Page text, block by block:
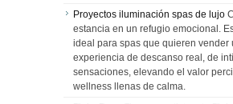
Proyectos iluminación spas de lujo
estancia en un refugio emocional.
ideal para spas que quieren vender
experiencia de descanso real, de
sensaciones, elevando el valor
wellness llenas de calma.